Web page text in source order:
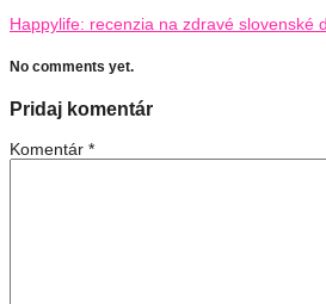
Happylife: recenzia na zdravé slovenské
No comments yet.
Pridaj komentár
Komentár *